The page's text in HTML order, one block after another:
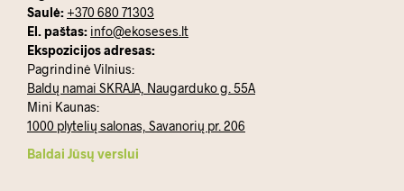
Saulė: +370 680 71303
El. paštas: info@ekoseses.lt
Ekspozicijos adresas:
Pagrindinė Vilnius:
Baldų namai SKRAJA, Naugarduko g. 55A
Mini Kaunas:
1000 plytelių salonas, Savanorių pr. 206
Baldai Jūsų verslui